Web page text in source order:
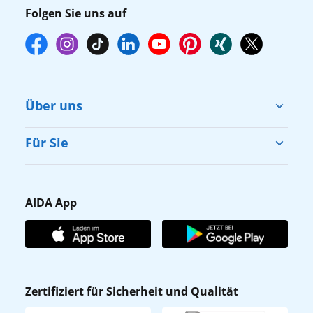
Folgen Sie uns auf
Über uns
Cruise & Help
Karriere
Affiliateprogramm
Verhaltens- & Ethikkodex
Für Sie
Gästefragebogen
AIDA Club
AIDA App
AIDA App
Zertifiziert für Sicherheit und Qualität